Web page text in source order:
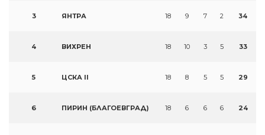
3 ЯНТРА 18 9 7 2 34
4 ВИХРЕН 18 10 3 5 33
5 ЦСКА II 18 8 5 5 29
6 ПИРИН (БЛАГОЕВГРАД) 18 6 6 6 24